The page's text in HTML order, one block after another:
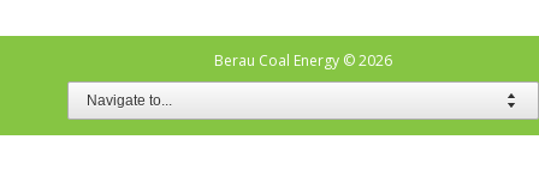
Berau Coal Energy © 2026